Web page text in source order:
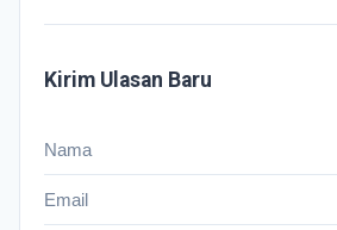
Kirim Ulasan Baru